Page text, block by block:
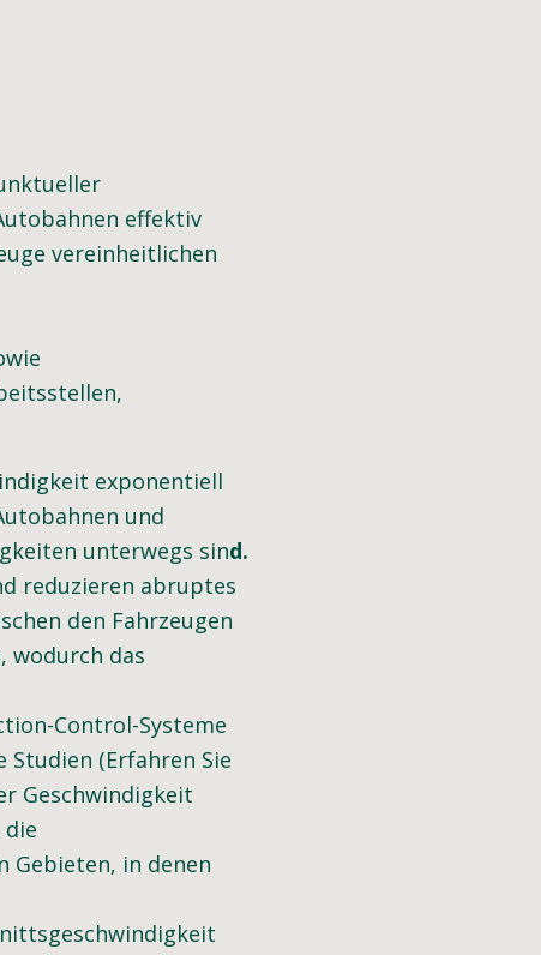
effektiv
vereinheitlichen
exponentiell
und
unterwegs sind.
reduzieren abruptes
den Fahrzeugen
wodurch das
Control-Systeme
(Erfahren Sie
Geschwindigkeit
Gebieten, in denen